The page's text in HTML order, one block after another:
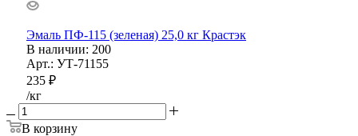
Эмаль ПФ-115 (зеленая) 25,0 кг Крастэк
В наличии: 200
Арт.: УТ-71155
235 ₽
/кг
В корзину